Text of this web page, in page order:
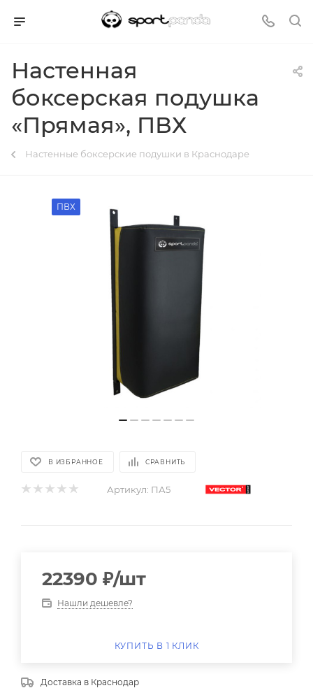
Настенная
боксерская подушка
«Прямая», ПВХ
Настенные боксерские подушки в Краснодаре
ПВХ
В ИЗБРАННОЕ СРАВНИТЬ
Артикул: ПА5
22390 ₽/шт
Нашли дешевле?
КУПИТЬ В 1 КЛИК
Доставка в Краснодар